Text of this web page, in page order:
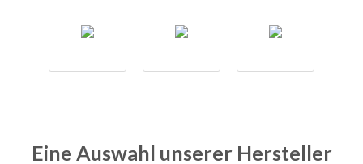
Eine Auswahl unserer Hersteller